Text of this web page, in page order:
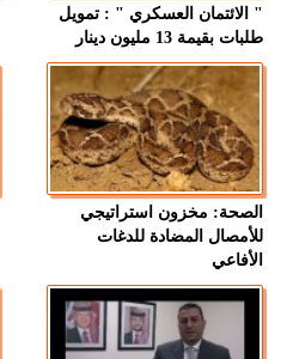
" الائتمان العسكري " : تمويل
طلبات بقيمة 13 مليون دينار
الصحة: مخزون استراتيجي
للأمصال المضادة للدغات
الأفاعي